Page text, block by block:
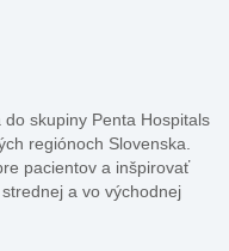
skupiny Penta Hospitals
regiónoch Slovenska.
pacientov a inšpirovať
a vo východnej